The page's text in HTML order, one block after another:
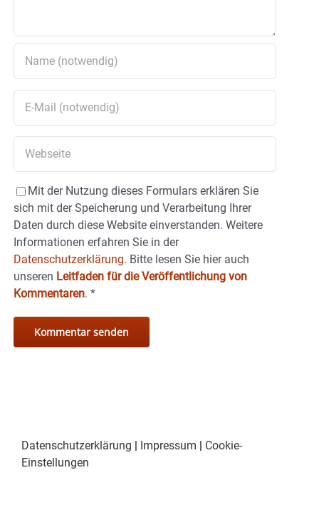
Mit der Nutzung dieses Formulars erklären Sie
sich mit der Speicherung und Verarbeitung Ihrer
Daten durch diese Website einverstanden. Weitere
Informationen erfahren Sie in der
Datenschutzerklärung. Bitte lesen Sie hier auch
unseren Leitfaden für die Veröffentlichung von
Kommentaren. *
Datenschutzerklärung | Impressum | Cookie-
Einstellungen